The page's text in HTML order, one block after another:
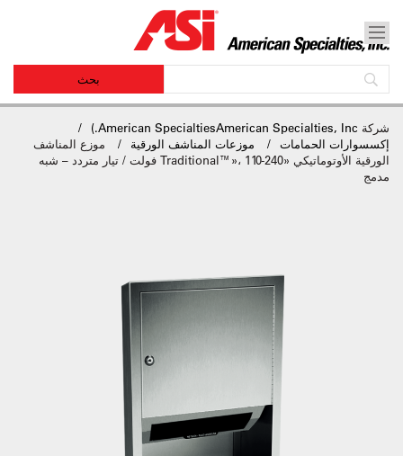
شركة American SpecialtiesAmerican Specialties, Inc.)
إكسسوارات الحمامات
موزعات المناشف الورقية
موزع المناشف
الورقية الأوتوماتيكي «Traditional™»، 110-240 فولت / تيار متردد – شبه
مدمج